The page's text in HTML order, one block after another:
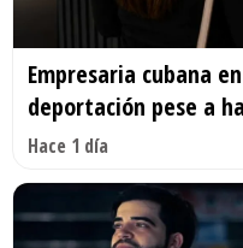
Empresaria cubana
deportación pese a
Hace 1 día